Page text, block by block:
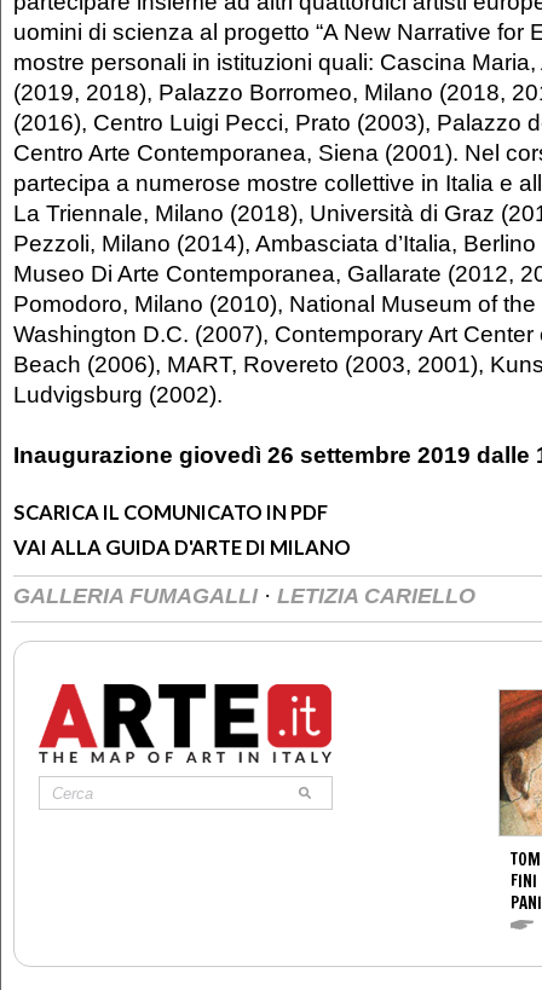
uomini di scienza al progetto “A New Narrative for
mostre personali in istituzioni quali: Cascina
(2019, 2018), Palazzo Borromeo, Milano (2018,
(2016), Centro Luigi Pecci, Prato (2003), Palazzo
Centro Arte Contemporanea, Siena (2001). Nel
partecipa a numerose mostre collettive in Italia e
La Triennale, Milano (2018), Università di Graz
Pezzoli, Milano (2014), Ambasciata d’Italia,
Museo Di Arte Contemporanea, Gallarate (2012,
Pomodoro, Milano (2010), National Museum of
Washington D.C. (2007), Contemporary Art Center
Beach (2006), MART, Rovereto (2003, 2001),
Ludvigsburg (2002).
Inaugurazione giovedì 26 settembre 2019 dalle
SCARICA IL COMUNICATO IN PDF
VAI ALLA GUIDA D'ARTE DI MILANO
GALLERIA FUMAGALLI · LETIZIA CARIELLO
FINI